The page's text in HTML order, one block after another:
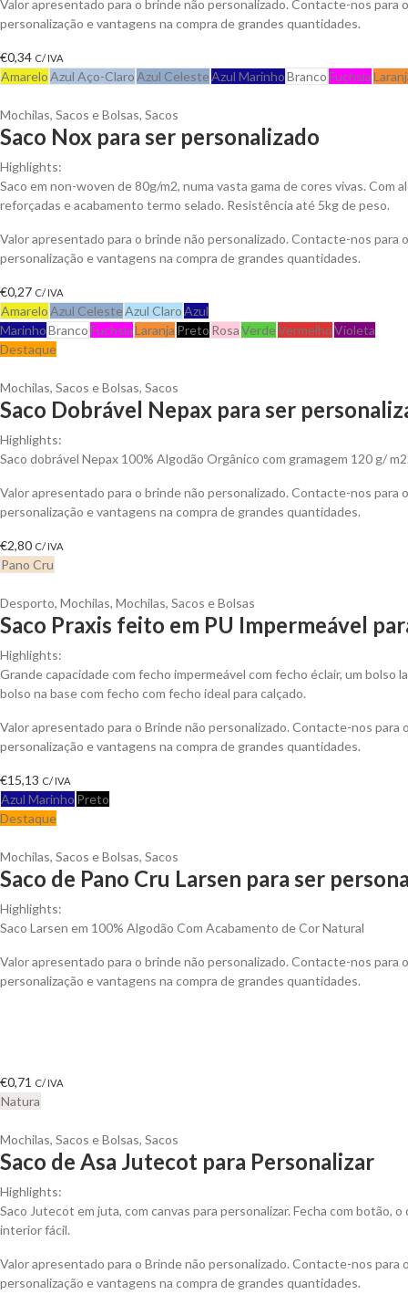
Valor apresentado para o brinde não personalizado. Contacte-nos para
personalização e vantagens na compra de grandes quantidades.
€0,34 C/ IVA
AmareloAzul Aço-ClaroAzul CelesteAzul MarinhoBrancoFuchsia
Mochilas, Sacos e Bolsas, Sacos
Saco Nox para ser personalizado
Highlights:
Saco em non-woven de 80g/m2, numa vasta gama de cores vivas. Com
reforçadas e acabamento termo selado. Resistência até 5kg de peso.
Valor apresentado para o brinde não personalizado. Contacte-nos para
personalização e vantagens na compra de grandes quantidades.
€0,27 C/ IVA
AmareloAzul CelesteAzul ClaroAzul
MarinhoBrancoFuchsiaLaranja Preto RosaVerdeVermelhoVioleta
Destaque
Mochilas, Sacos e Bolsas, Sacos
Saco Dobrável Nepax para ser
Highlights:
Saco dobrável Nepax 100% Algodão Orgânico com gramagem 120 g/
Valor apresentado para o brinde não personalizado. Contacte-nos para
personalização e vantagens na compra de grandes quantidades.
€2,80 C/ IVA
Pano Cru
Desporto, Mochilas, Mochilas, Sacos e Bolsas
Saco Praxis feito em PU Impermeável
Highlights:
Grande capacidade com fecho impermeável com fecho éclair, um bolso
bolso na base com fecho com fecho ideal para calçado.
Valor apresentado para o Brinde não personalizado. Contacte-nos para
personalização e vantagens na compra de grandes quantidades.
€15,13 C/ IVA
Azul Marinho Preto
Destaque
Mochilas, Sacos e Bolsas, Sacos
Saco de Pano Cru Larsen para ser
Highlights:
Saco Larsen em 100% Algodão Com Acabamento de Cor Natural
Valor apresentado para o brinde não personalizado. Contacte-nos para
personalização e vantagens na compra de grandes quantidades.
€0,71 C/ IVA
Natura
Mochilas, Sacos e Bolsas, Sacos
Saco de Asa Jutecot para Personalizar
Highlights:
Saco Jutecot em juta, com canvas para personalizar. Fecha com botão,
interior fácil.
Valor apresentado para o Brinde não personalizado. Contacte-nos para
personalização e vantagens na compra de grandes quantidades.